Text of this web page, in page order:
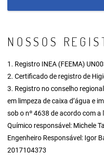
NOSSOS
1. Registro INEA (FEEMA)
2. Certificado de registro de
3. Registro no conselho
em limpeza de caixa d’água e
sob o nº 4638 de acordo com a
Químico responsável: Michele
Engenheiro Responsável: Igor
2017104373